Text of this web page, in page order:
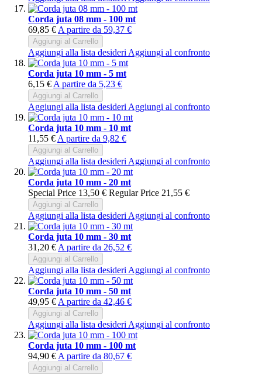
Corda juta 08 mm - 100 mt
69,85 € A partire da 59,37 €
Aggiungi al Carrello
Aggiungi alla lista desideri Aggiungi al confronto
Corda juta 10 mm - 5 mt
6,15 € A partire da 5,23 €
Aggiungi al Carrello
Aggiungi alla lista desideri Aggiungi al confronto
Corda juta 10 mm - 10 mt
11,55 € A partire da 9,82 €
Aggiungi al Carrello
Aggiungi alla lista desideri Aggiungi al confronto
Corda juta 10 mm - 20 mt
Special Price 13,50 € Regular Price 21,55 €
Aggiungi al Carrello
Aggiungi alla lista desideri Aggiungi al confronto
Corda juta 10 mm - 30 mt
31,20 € A partire da 26,52 €
Aggiungi al Carrello
Aggiungi alla lista desideri Aggiungi al confronto
Corda juta 10 mm - 50 mt
49,95 € A partire da 42,46 €
Aggiungi al Carrello
Aggiungi alla lista desideri Aggiungi al confronto
Corda juta 10 mm - 100 mt
94,90 € A partire da 80,67 €
Aggiungi al Carrello